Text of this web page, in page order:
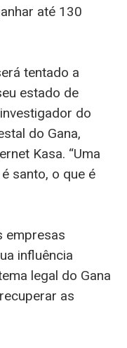
até 130
tentado a
estado de
do
do Gana,
Kasa. “Uma
santo, o que é
empresas
influência
legal do Gana
as